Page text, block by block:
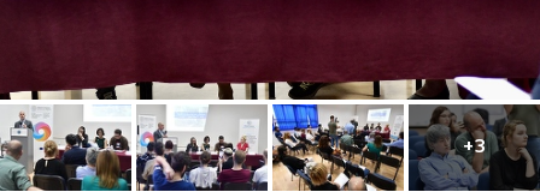
+3